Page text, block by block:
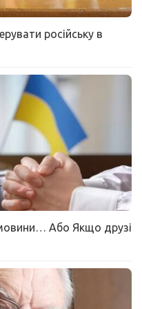
російську в
Або Якщо друзі